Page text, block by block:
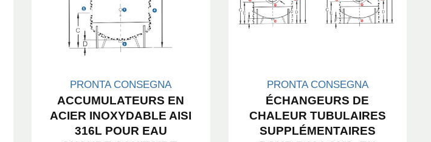
PRONTA CONSEGNA
ACCUMULATEURS EN
ACIER INOXYDABLE AISI
316L POUR EAU
PRONTA CONSEGNA
ÉCHANGEURS DE
CHALEUR TUBULAIRES
SUPPLÉMENTAIRES